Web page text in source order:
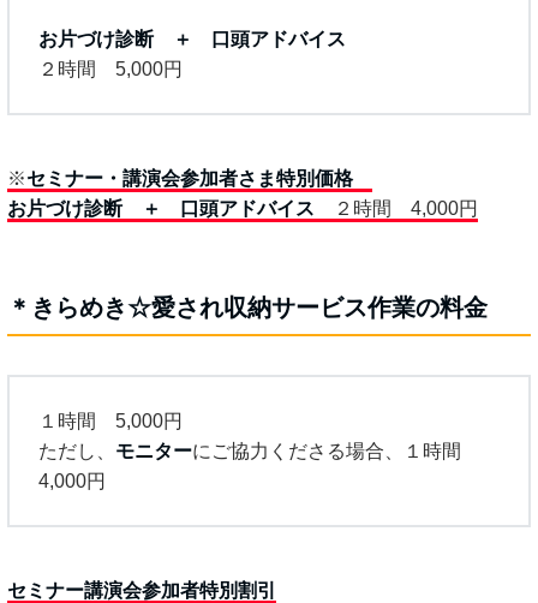
お片づけ診断 ＋ 口頭アドバイス
２時間 5,000円
※セミナー・講演会参加者さま特別価格
お片づけ診断 ＋ 口頭アドバイス ２時間 4,000円
＊きらめき☆愛され収納サービス作業の料金
１時間 5,000円
ただし、 モニターにご協力くださる場合、１時間
4,000円
セミナー講演会参加者特別割引